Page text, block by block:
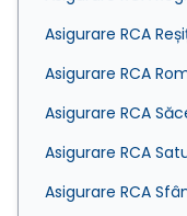
Asigurare RCA
Asigurare RCA
Asigurare RCA
Asigurare RCA
Asigurare RCA